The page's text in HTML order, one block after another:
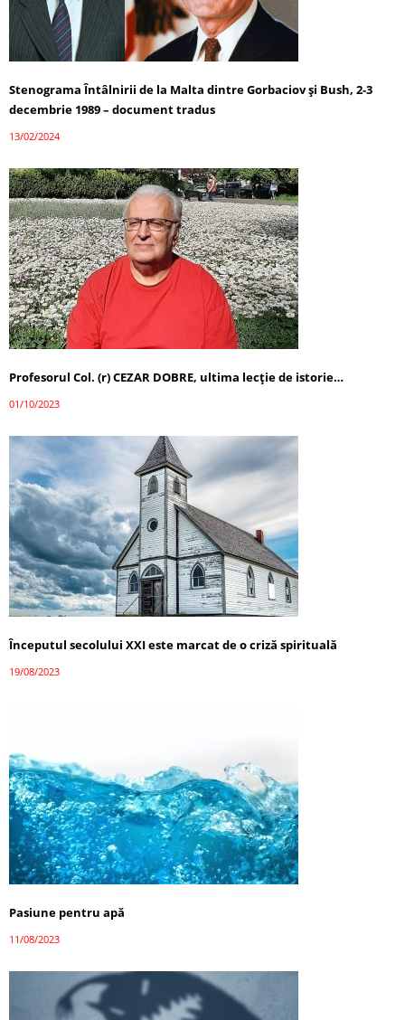
Stenograma Întâlnirii de la Malta dintre Gorbaciov și Bush, 2-3
decembrie 1989 – document tradus
13/02/2024
Profesorul Col. (r) CEZAR DOBRE, ultima lecţie de istorie…
01/10/2023
Începutul secolului XXI este marcat de o criză spirituală
19/08/2023
Pasiune pentru apă
11/08/2023